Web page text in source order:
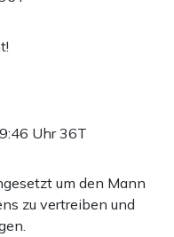
Uhr36T
um den Mann
zu vertreiben und